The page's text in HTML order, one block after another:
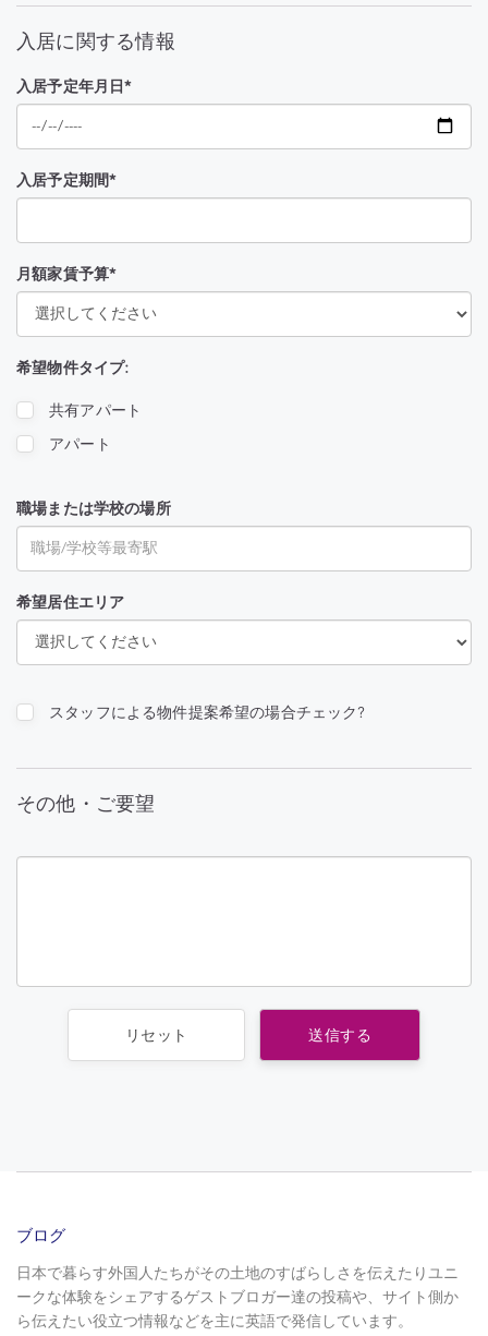
入居に関する情報
入居予定年月日*
入居予定期間*
月額家賃予算*
希望物件タイプ:
共有アパート
アパート
職場または学校の場所
希望居住エリア
スタッフによる物件提案希望の場合チェック?
その他・ご要望
ブログ
日本で暮らす外国人たちがその土地のすばらしさを伝えたりユニ
ークな体験をシェアするゲストブロガー達の投稿や、サイト側か
ら伝えたい役立つ情報などを主に英語で発信しています。